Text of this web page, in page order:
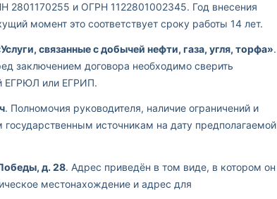
2801170255 и ОГРН 1122801002345. Год внесения
момент это соответствует сроку работы 14 лет.
связанные с добычей нефти, газа, угля, торфа».
заключением договора необходимо сверить
ЕГРЮЛ или ЕГРИП.
. Полномочия руководителя, наличие ограничений и
источникам на дату предполагаемой
д. 28. Адрес приведён в том виде, в котором он
местонахождение и адрес для